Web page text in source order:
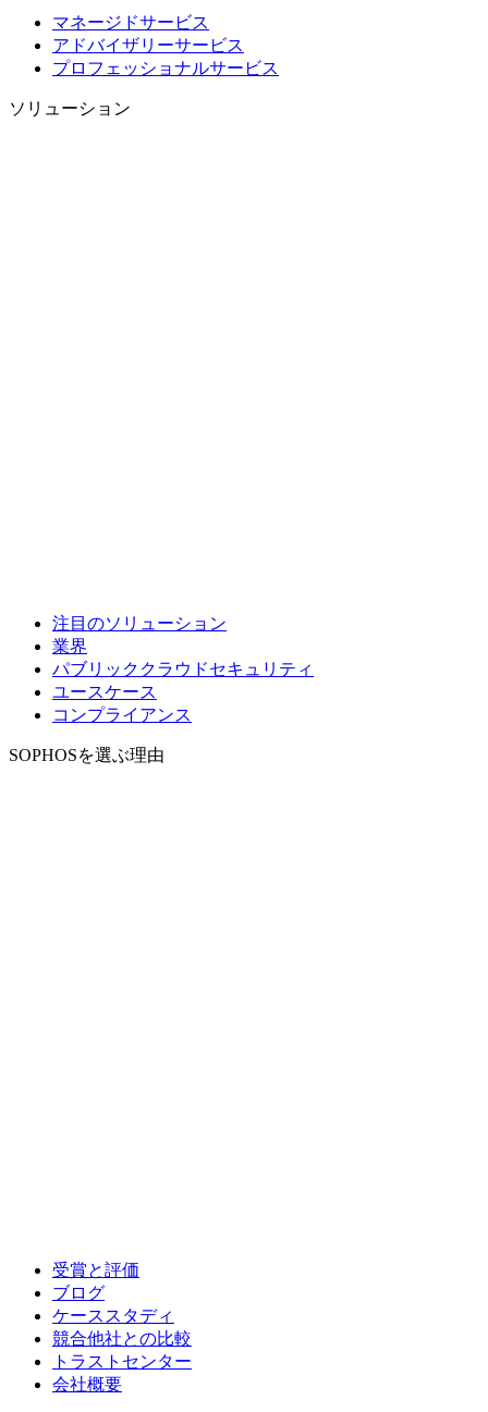
マネージドサービス
アドバイザリーサービス
プロフェッショナルサービス
ソリューション
注目のソリューション
業界
パブリッククラウドセキュリティ
ユースケース
コンプライアンス
SOPHOSを選ぶ理由
受賞と評価
ブログ
ケーススタディ
競合他社との比較
トラストセンター
会社概要